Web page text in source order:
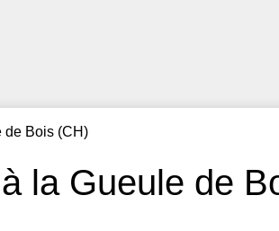
de Bois (CH)
la Gueule de